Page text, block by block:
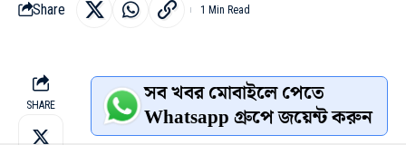
Share 1 Min Read
SHARE সব খবর মোবাইলে পেতে
Whatsapp গ্রুপে জয়েন্ট করুন